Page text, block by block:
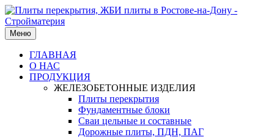
Меню
ГЛАВНАЯ
О НАС
ПРОДУКЦИЯ
ЖЕЛЕЗОБЕТОННЫЕ ИЗДЕЛИЯ
Плиты перекрытия
Фундаментные блоки
Сваи цельные и составные
Дорожные плиты, ПДН, ПАГ